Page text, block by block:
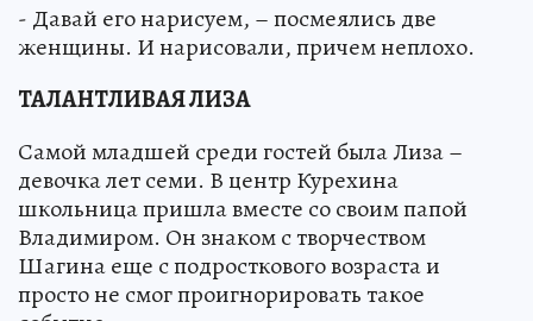
- Давай его нарисуем, – посмеялись две
женщины. И нарисовали, причем неплохо.
ТАЛАНТЛИВАЯ ЛИЗА
Самой младшей среди гостей была Лиза –
девочка лет семи. В центр Курехина
школьница пришла вместе со своим папой
Владимиром. Он знаком с творчеством
Шагина еще с подросткового возраста и
просто не смог проигнорировать такое